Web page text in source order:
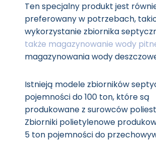
Ten specjalny produkt jest
preferowany w potrzebach,
wykorzystanie zbiornika
także magazynowanie wody
magazynowania wody
Istnieją modele zbiorników
pojemności do 100 ton, które są
produkowane z surowców
Zbiorniki polietylenowe
5 ton pojemności do